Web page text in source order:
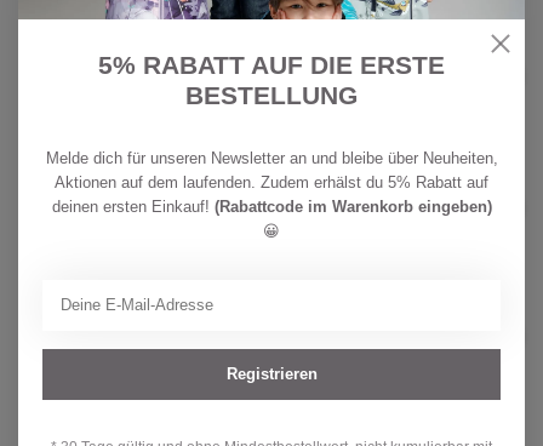
Sanetta Mädchen Badeanzug
42,90
SANETTA
Sanetta Jungen Badeshorts Dino
CHF 27,90
SANETTA
CHF 27,90
5% RABATT AUF DIE ERSTE
BESTELLUNG
Melde dich für unseren Newsletter an und bleibe über Neuheiten,
Aktionen auf dem laufenden. Zudem erhälst du 5% Rabatt auf
deinen ersten Einkauf! (Rabattcode im Warenkorb eingeben)
😀
Registrieren